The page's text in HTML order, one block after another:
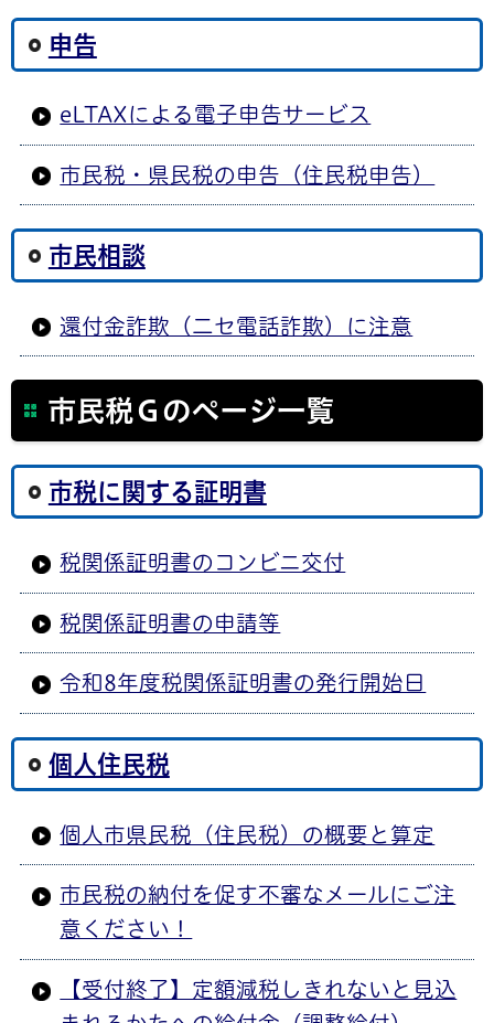
申告
eLTAXによる電子申告サービス
市民税・県民税の申告（住民税申告）
市民相談
還付金詐欺（二セ電話詐欺）に注意
市民税Ｇのページ一覧
市税に関する証明書
税関係証明書のコンビニ交付
税関係証明書の申請等
令和8年度税関係証明書の発行開始日
個人住民税
個人市県民税（住民税）の概要と算定
市民税の納付を促す不審なメールにご注
意ください！
【受付終了】定額減税しきれないと見込